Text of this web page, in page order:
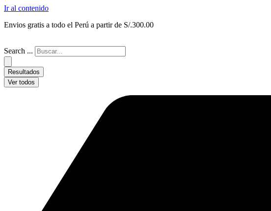
Ir al contenido
Envios gratis a todo el Perú a partir de S/.300.00
Search ...
Resultados
Ver todos